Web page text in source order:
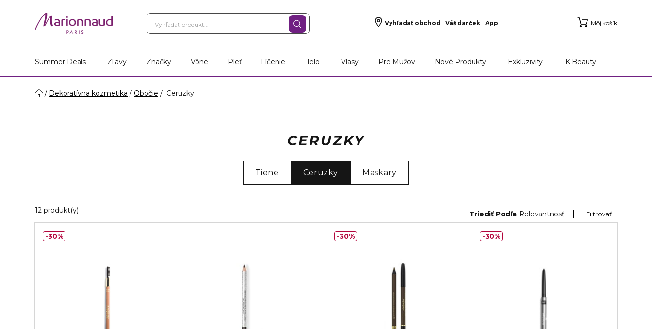
Vyhľadať obchod Váš darček App Môj košík
Summer Deals Zl'avy Značky Vône Pleť Líčenie Telo Vlasy Pre Mužov Nové Produkty Exkluzivity K Beauty
Dekoratívna kozmetika Obočie Ceruzky
CERUZKY
Tiene Ceruzky Maskary
12 produkt(y) Filtrovať
Triediť Podľa Relevantnosť
30% 30% 30%